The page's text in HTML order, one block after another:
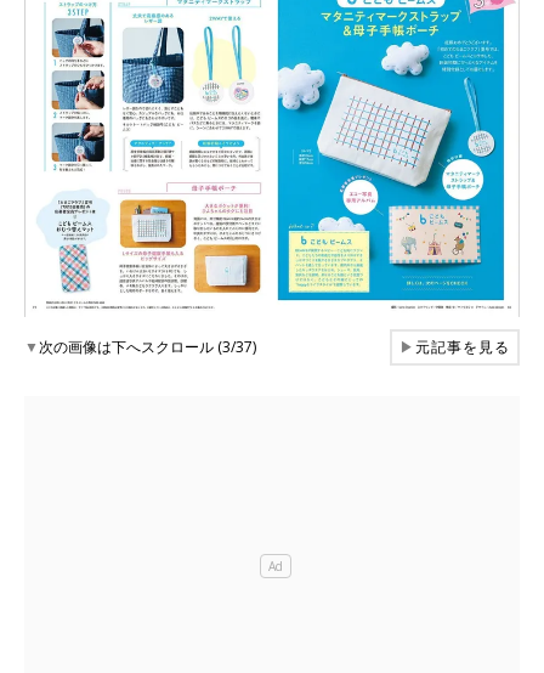
▼次の画像は下へスクロール (3/37) ▶元記事を見る